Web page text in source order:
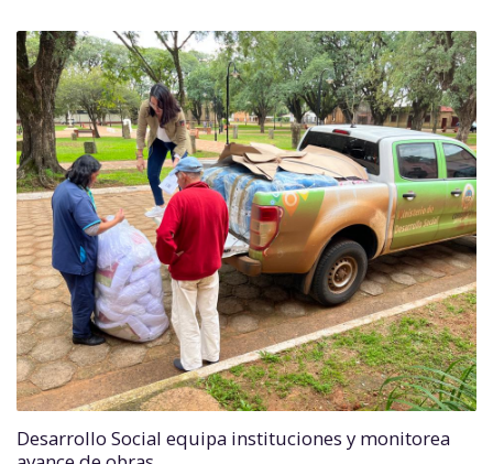
Desarrollo Social equipa instituciones y monitorea